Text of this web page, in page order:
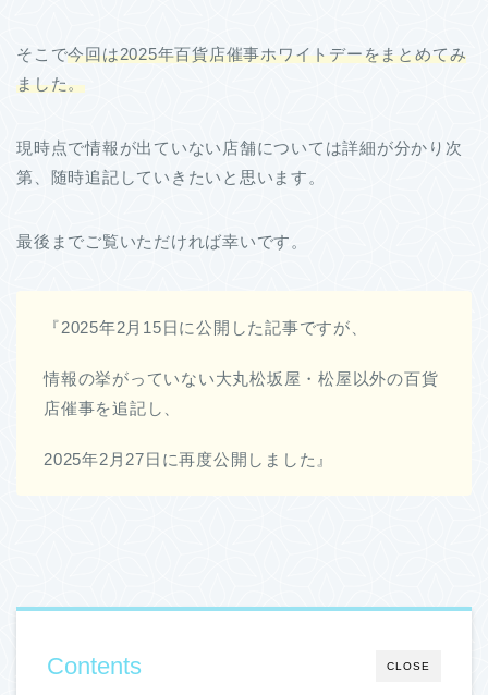
そこで今回は2025年百貨店催事ホワイトデーをまとめてみ
ました。
現時点で情報が出ていない店舗については詳細が分かり次
第、随時追記していきたいと思います。
最後までご覧いただければ幸いです。
『2025年2月15日に公開した記事ですが、
情報の挙がっていない大丸松坂屋・松屋以外の百貨
店催事を追記し、
2025年2月27日に再度公開しました』
CLOSE
Contents